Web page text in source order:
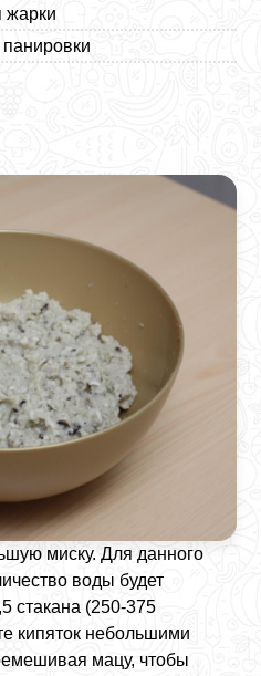
жарки
миску. Для данного
воды будет
стакана (250-375
кипяток небольшими
мацу, чтобы